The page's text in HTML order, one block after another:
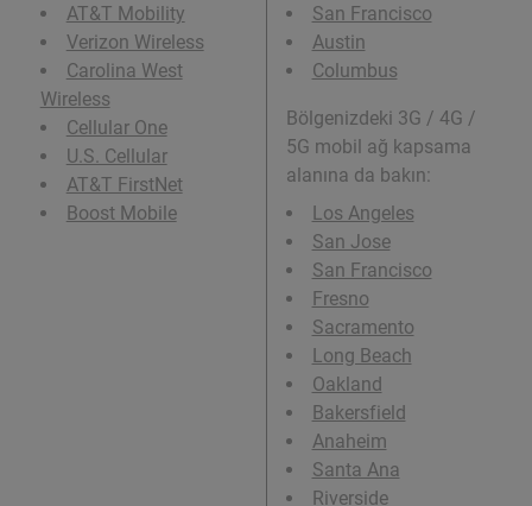
AT&T Mobility
Verizon Wireless
Carolina West
Wireless
Cellular One
U.S. Cellular
AT&T FirstNet
Boost Mobile
San Francisco
Austin
Columbus
Bölgenizdeki 3G / 4G /
5G mobil ağ kapsama
alanına da bakın:
Los Angeles
San Jose
San Francisco
Fresno
Sacramento
Long Beach
Oakland
Bakersfield
Anaheim
Santa Ana
Riverside